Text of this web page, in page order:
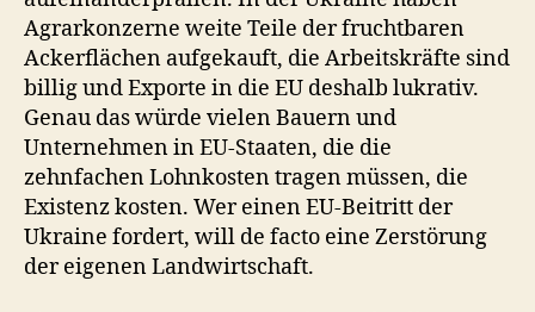
Agrarkonzerne weite Teile der fruchtbaren
Ackerflächen aufgekauft, die Arbeitskräfte sind
billig und Exporte in die EU deshalb lukrativ.
Genau das würde vielen Bauern und
Unternehmen in EU-Staaten, die die
zehnfachen Lohnkosten tragen müssen, die
Existenz kosten. Wer einen EU-Beitritt der
Ukraine fordert, will de facto eine Zerstörung
der eigenen Landwirtschaft.